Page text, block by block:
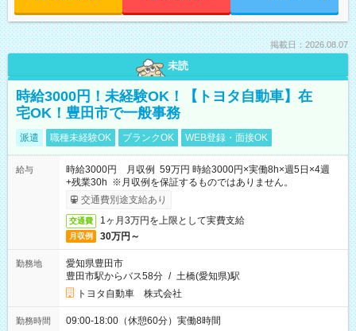
掲載日：2026.08.07
未読
時給3000円！未経験OK！【トヨタ自動車】在
宅OK！豊田市で一般事務
派遣 職種未経験OK ブランクOK WEB登録・面接OK
給与
時給3000円 月収例 59万円 時給3000円×実働8h×週5日×4週
+残業30h ※月収例を保証するものではありません。
交通費別途支給あり
交通費 1ヶ月3万円を上限として実費支給
月収例 30万円～
勤務地
愛知県豊田市
豊田市駅からバス58分 / 土橋(愛知県)駅
トヨタ自動車 株式会社
勤務時間 09:00-18:00（休憩60分）実働8時間